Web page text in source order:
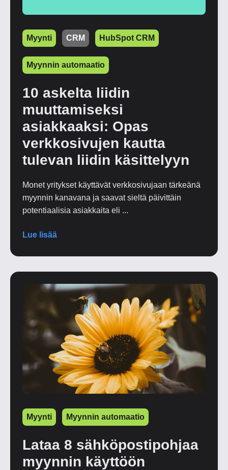
Myynti CRM HubSpot CRM
Myynnin automaatio
10 askelta liidin
muuttamiseksi
asiakkaaksi: Opas
verkkosivujen kautta
tulevan liidin käsittelyyn
Monet yritykset käyttävät verkkosivujaan tärkeänä
myynnin kanavana ja saavat sieltä päivittäin
potentiaalisia asiakkaita eli ...
Lue lisää
Myynti Myynnin automaatio
Lataa 8 sähköpostipohjaa
myynnin käyttöön